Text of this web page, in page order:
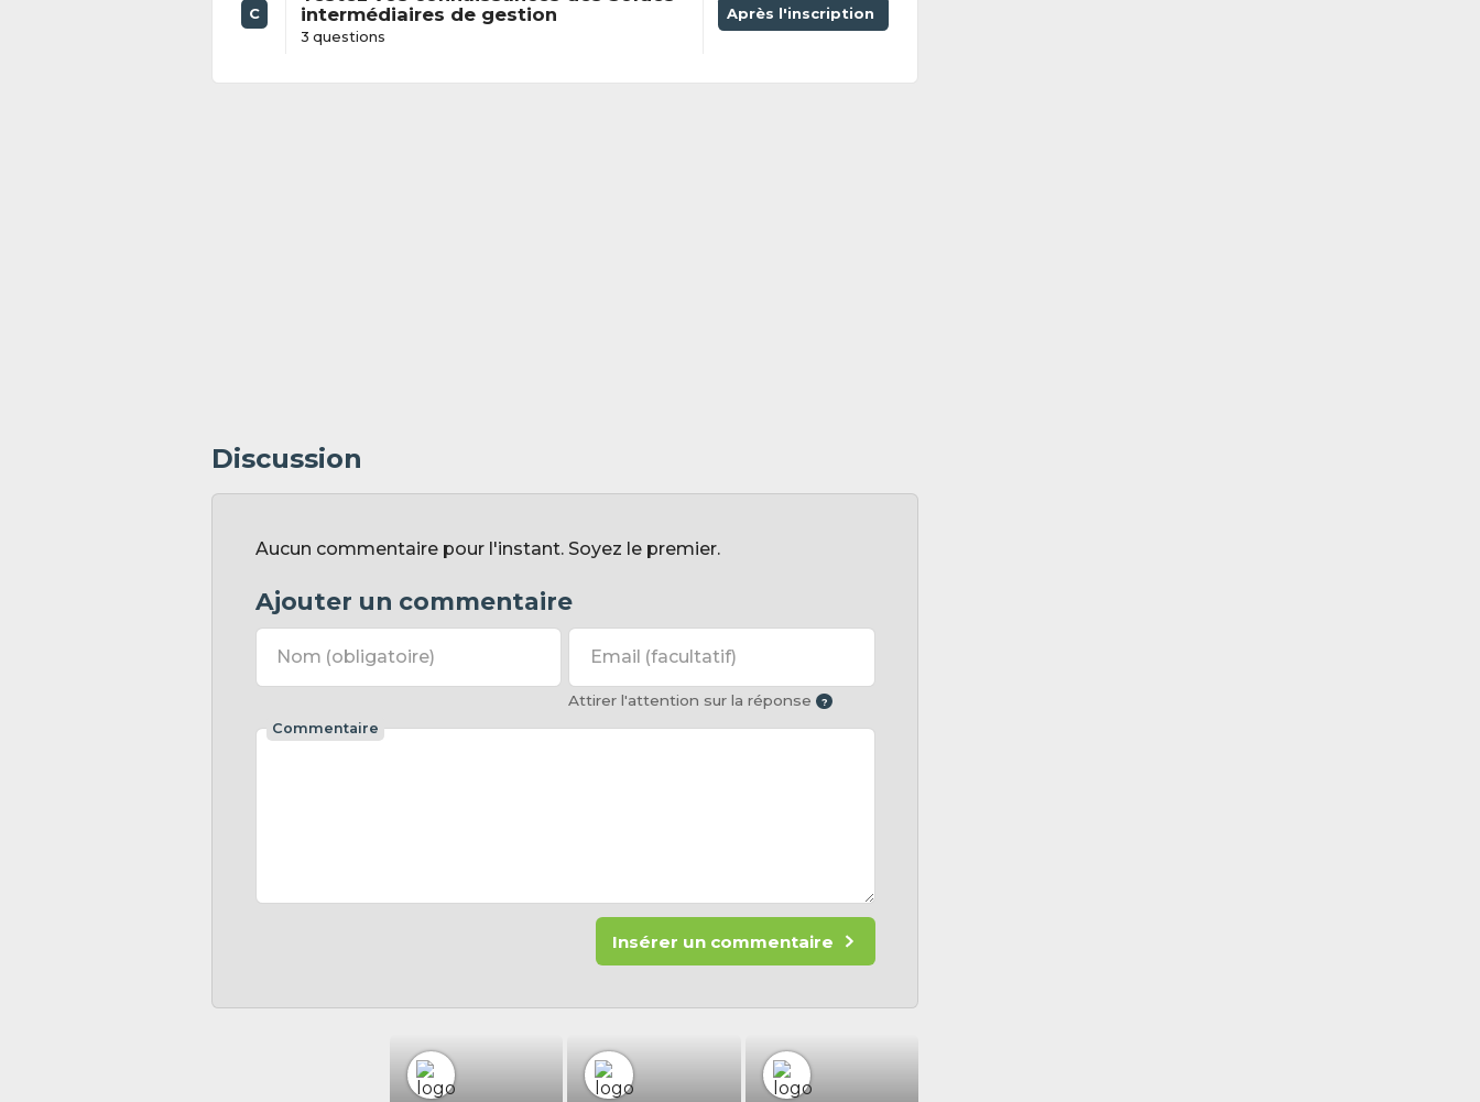
C
intermédiaires de gestion
3 questions
Après l'inscription
Discussion
Aucun commentaire pour l'instant. Soyez le premier.
Ajouter un commentaire
Nom (obligatoire) Email (facultatif)
Attirer l'attention sur la réponse
Commentaire
Insérer un commentaire